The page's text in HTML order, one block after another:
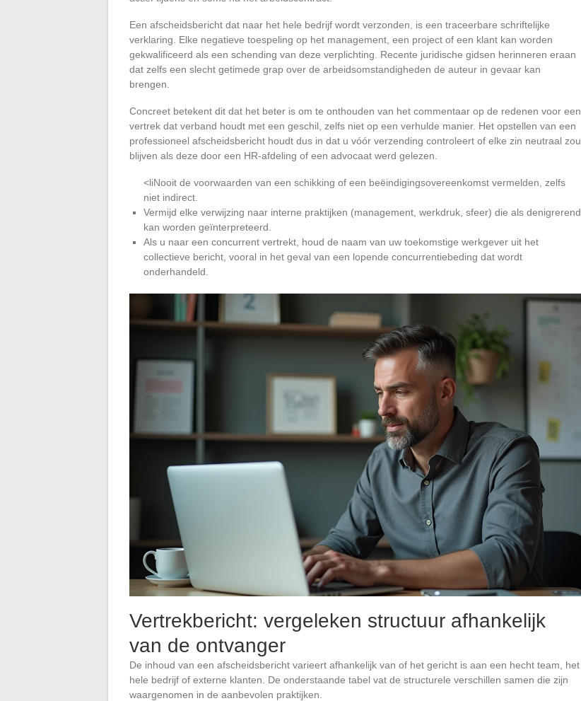
Een afscheidsbericht dat naar het hele bedrijf wordt verzonden, is een traceerbare schriftelijke
verklaring. Elke negatieve toespeling op het management, een project of een klant kan worden
gekwalificeerd als een schending van deze verplichting. Recente juridische gidsen herinneren eraan
dat zelfs een slecht getimede grap over de arbeidsomstandigheden de auteur in gevaar kan
brengen.
Concreet betekent dit dat het beter is om te onthouden van het commentaar op de redenen voor een
vertrek dat verband houdt met een geschil, zelfs niet op een verhulde manier. Het opstellen van een
professioneel afscheidsbericht houdt dus in dat u vóór verzending controleert of elke zin neutraal zou
blijven als deze door een HR-afdeling of een advocaat werd gelezen.
<liNooit de voorwaarden van een schikking of een beëindigingsovereenkomst vermelden, zelfs
niet indirect.
Vermijd elke verwijzing naar interne praktijken (management, werkdruk, sfeer) die als denigrerend
kan worden geïnterpreteerd.
Als u naar een concurrent vertrekt, houd de naam van uw toekomstige werkgever uit het
collectieve bericht, vooral in het geval van een lopende concurrentiebeding dat wordt
onderhandeld.
Vertrekbericht: vergeleken structuur afhankelijk
van de ontvanger
De inhoud van een afscheidsbericht varieert afhankelijk van of het gericht is aan een hecht team, het
hele bedrijf of externe klanten. De onderstaande tabel vat de structurele verschillen samen die zijn
waargenomen in de aanbevolen praktijken.